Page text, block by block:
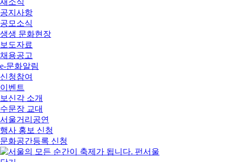
새소식
공지사항
공모소식
생생 문화현장
보도자료
채용공고
e-문화알림
신청참여
이벤트
보신각 소개
수문장 교대
서울거리공연
행사 홍보 신청
문화공간등록 신청